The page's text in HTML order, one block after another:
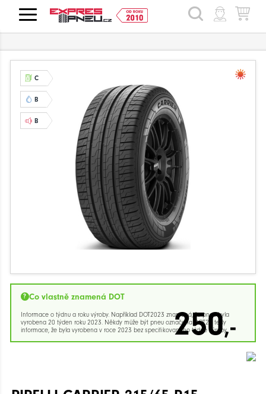
HLEDAT
C
B
B
Co vlastně znamená DOT
Informace o týdnu a roku výroby. Například DOT2023 znamená, že pneu byla
vyrobena 20 týden roku 2023. Někdy může být pneu označena DOT23 tedy
informace, že byla vyrobena v roce 2023 bez specifikovaného týdne výroby.
250,-